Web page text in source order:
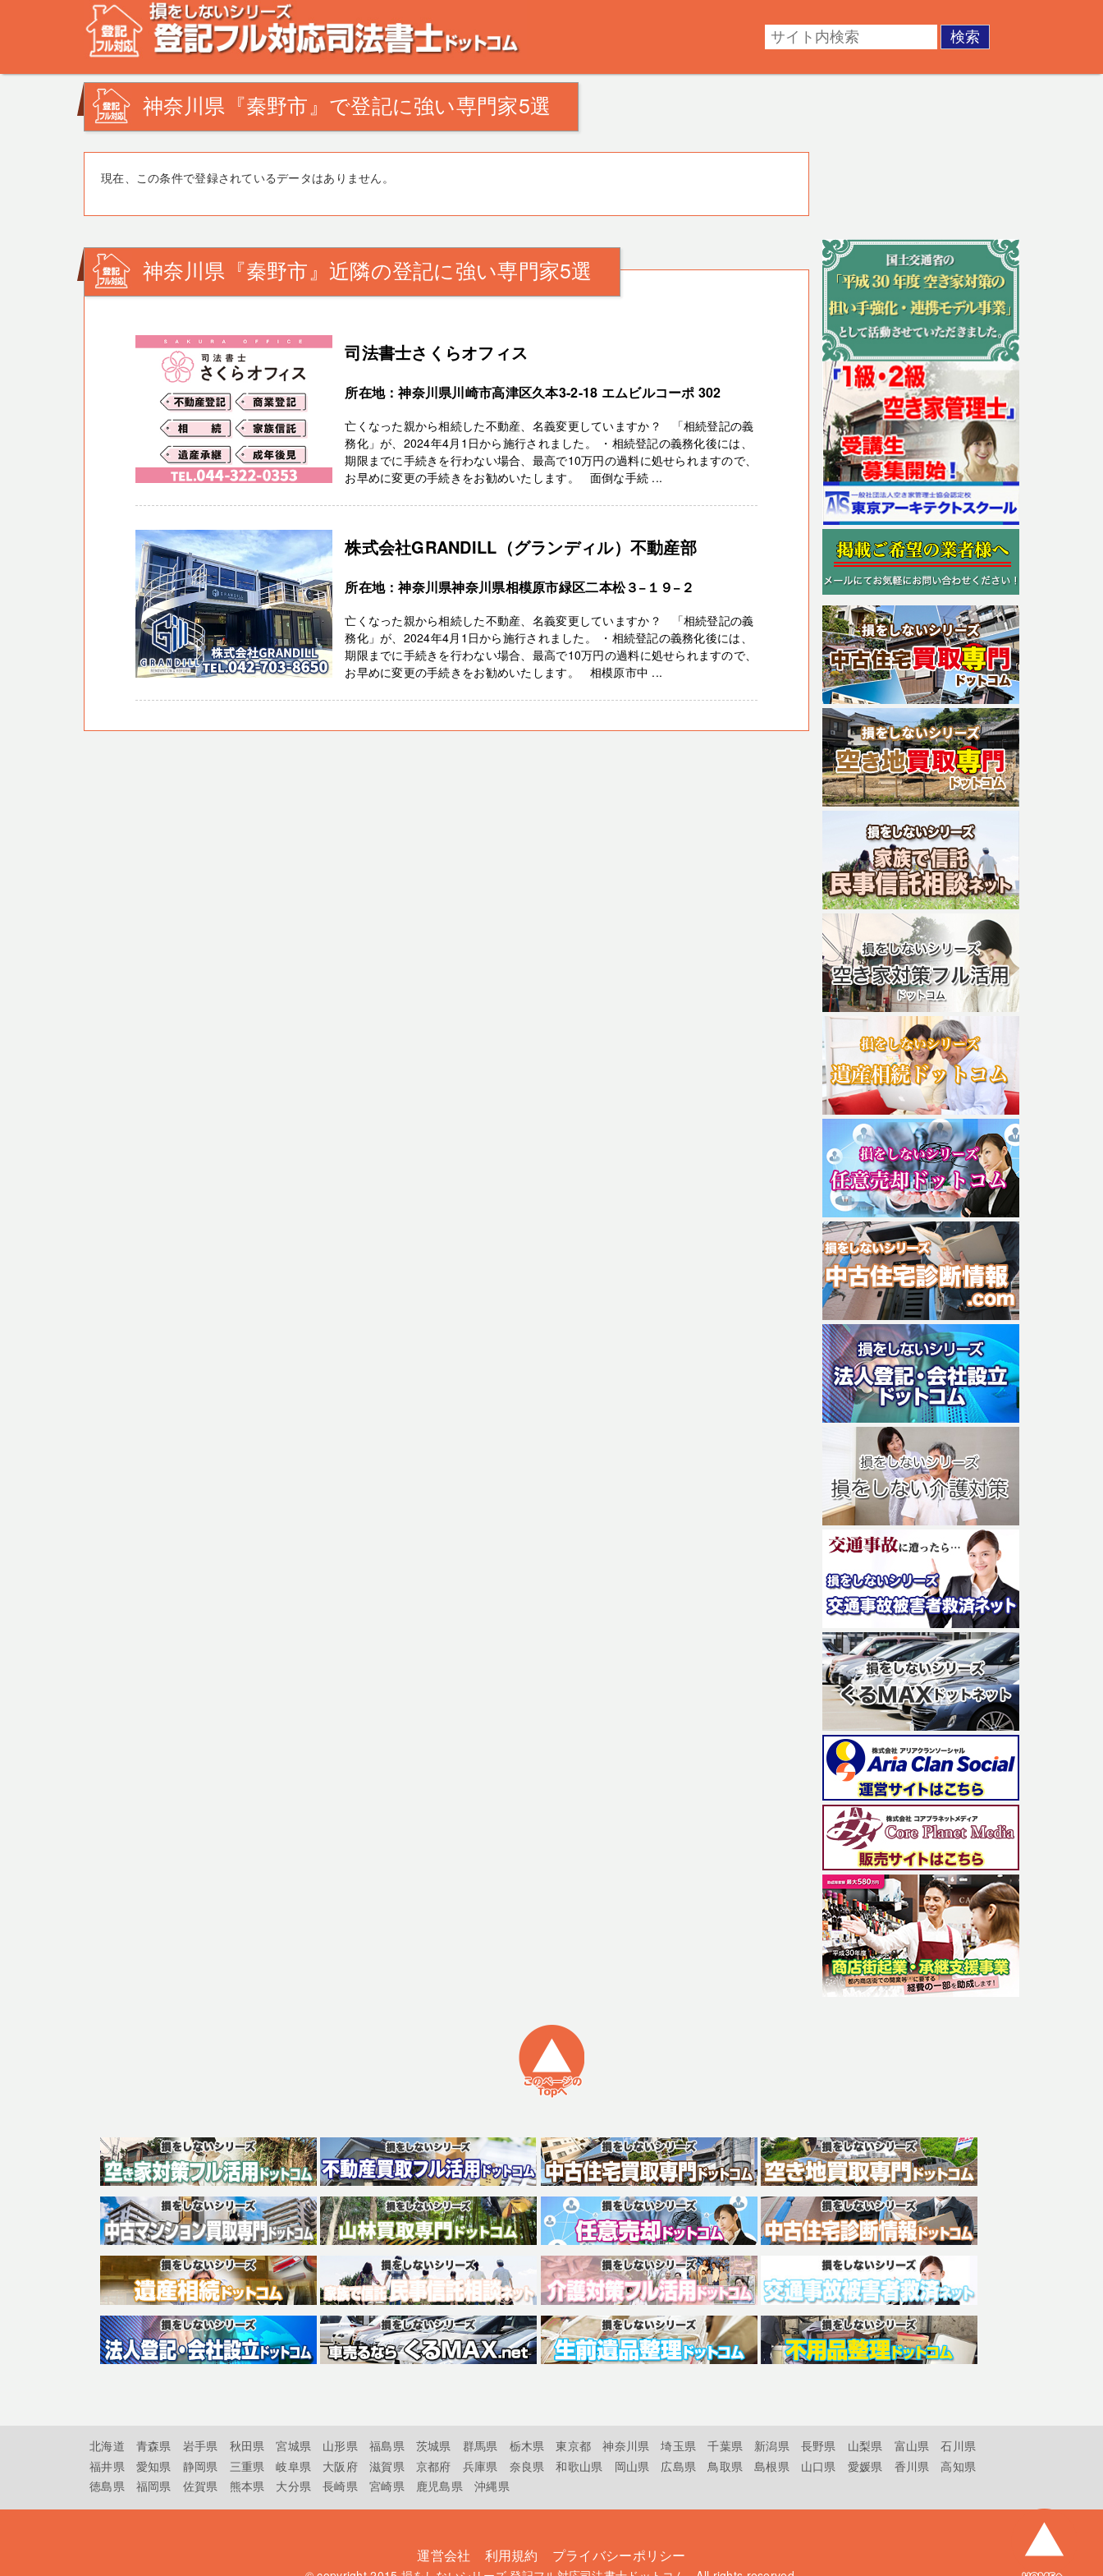
不動産登記の相談なら、登記フル対応司法書士ドットコム。田舎の空き家・空き地の対策でお悩みの方。相続登記・不動産の処分・遺産分割・成年後見。不動産の調査・測量・登記など。あなたの悩
みを司法書士・土地家屋調査士が解決致します！
神奈川県『秦野市』で登記に強い専門家5選
現在、この条件で登録されているデータはありません。
神奈川県『秦野市』近隣の登記に強い専門家5選
司法書士さくらオフィス
所在地：神奈川県川崎市高津区久本3-2-18 エムビルコーポ 302
亡くなった親から相続した不動産、名義変更していますか？ 「相続登記の義
務化」が、2024年4月1日から施行されました。 ・相続登記の義務化後には、
期限までに手続きを行わない場合、最高で10万円の過料に処せられますので、
お早めに変更の手続きをお勧めいたします。 面倒な手続 ...
株式会社GRANDILL（グランディル）不動産部
所在地：神奈川県神奈川県相模原市緑区二本松３−１９−２
亡くなった親から相続した不動産、名義変更していますか？ 「相続登記の義
務化」が、2024年4月1日から施行されました。 ・相続登記の義務化後には、
期限までに手続きを行わない場合、最高で10万円の過料に処せられますので、
お早めに変更の手続きをお勧めいたします。 相模原市中 ...
北海道 青森県 岩手県 秋田県 宮城県 山形県 福島県 茨城県 群馬県 栃木県 東京都 神奈川県 埼玉県 千葉県 新潟県 長野県 山梨県 富山県
石川県
福井県
愛知県 静岡県 三重県 岐阜県 大阪府 滋賀県 京都府 兵庫県 奈良県 和歌山県 岡山県 広島県 鳥取県 島根県 山口県 愛媛県 香川県
高知県
徳島県
福岡県 佐賀県 熊本県 大分県 長崎県 宮崎県 鹿児島県 沖縄県
運営会社 利用規約 プライバシーポリシー